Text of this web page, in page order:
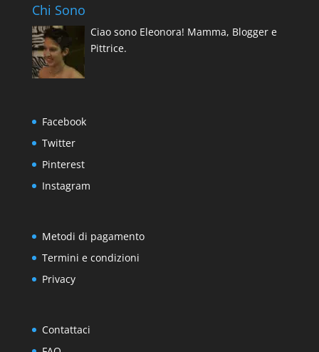
Chi Sono
Ciao sono Eleonora! Mamma, Blogger e
Pittrice.
Facebook
Twitter
Pinterest
Instagram
Metodi di pagamento
Termini e condizioni
Privacy
Contattaci